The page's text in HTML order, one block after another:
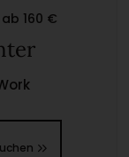
ab 160 €